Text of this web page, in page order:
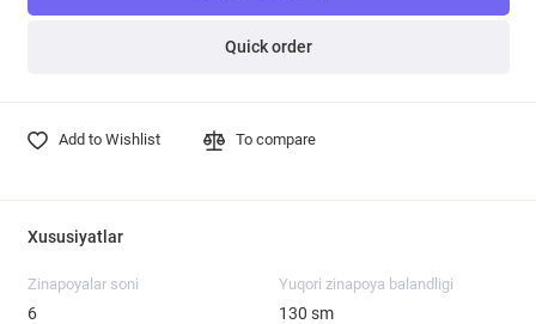
Quick order
Add to Wishlist To compare
Xususiyatlar
Zinapoyalar soni
6
Yuqori zinapoya balandligi
130 sm